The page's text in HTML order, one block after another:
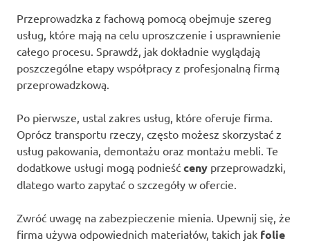
Przeprowadzka z fachową pomocą obejmuje szereg
usług, które mają na celu uproszczenie i usprawnienie
całego procesu. Sprawdź, jak dokładnie wyglądają
poszczególne etapy współpracy z profesjonalną firmą
przeprowadzkową.
Po pierwsze, ustal zakres usług, które oferuje firma.
Oprócz transportu rzeczy, często możesz skorzystać z
usług pakowania, demontażu oraz montażu mebli. Te
dodatkowe usługi mogą podnieść ceny przeprowadzki,
dlatego warto zapytać o szczegóły w ofercie.
Zwróć uwagę na zabezpieczenie mienia. Upewnij się, że
firma używa odpowiednich materiałów, takich jak folie